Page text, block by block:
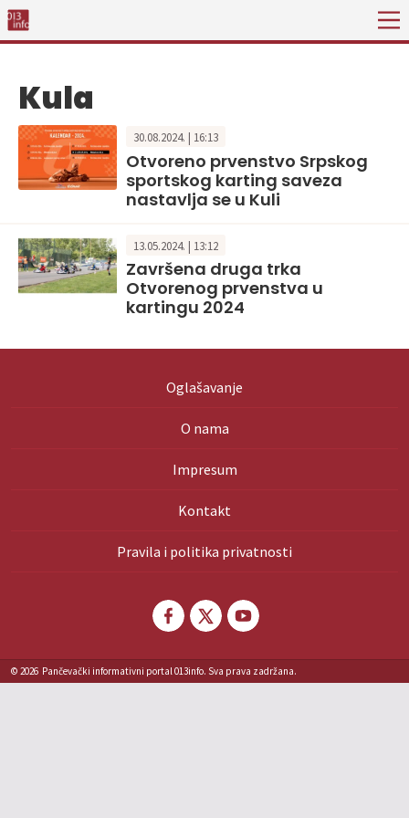
Kula
30.08.2024. | 16:13
Otvoreno prvenstvo Srpskog
sportskog karting saveza
nastavlja se u Kuli
13.05.2024. | 13:12
Završena druga trka
Otvorenog prvenstva u
kartingu 2024
Oglašavanje
O nama
Impresum
Kontakt
Pravila i politika privatnosti
© 2026 Pančevački informativni portal 013info. Sva prava zadržana.